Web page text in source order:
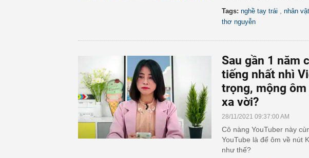
Tags: nghề tay trái nhân
thơ nguyễn
Sau gần 1 năm
tiếng nhất nhì
trọng, mộng
xa vời?
28/11/2021 09:37:00 AM
Cô nàng YouTuber này
YouTube là để ôm về nút
như thế?